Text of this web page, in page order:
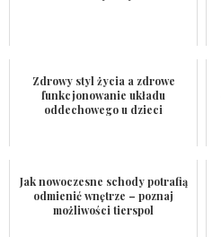
Zdrowy styl życia a zdrowe
funkcjonowanie układu
oddechowego u dzieci
Jak nowoczesne schody potrafią
odmienić wnętrze – poznaj
możliwości tierspol